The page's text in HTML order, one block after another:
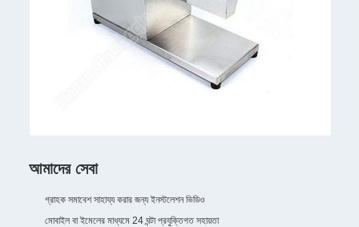
আমাদের সেবা
গ্রাহক সমাবেশ সাহায্য করার জন্য ইনস্টলেশন ভিডিও
মোবাইল বা ইমেলের মাধ্যমে 24 ঘন্টা প্রযুক্তিগত সহায়তা